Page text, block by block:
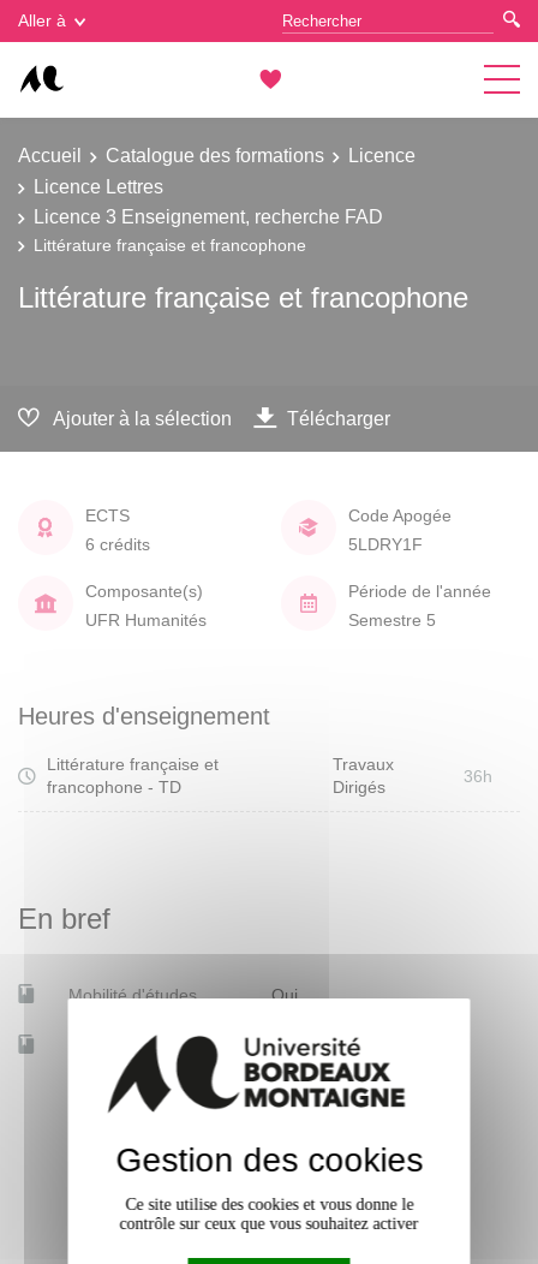
Aller à
Accueil Catalogue des formations
Licence
Licence Lettres
Licence 3 Enseignement, recherche FAD
Littérature française et francophone
Littérature française et francophone
Ajouter à la sélection Télécharger
ECTS
6 crédits
Code Apogée
5LDRY1F
Composante(s)
UFR Humanités
Période de l'année
Semestre 5
Heures d'enseignement
Littérature française et
francophone - TD
Travaux
Dirigés
36h
En bref
Mobilité d'études Oui
Accessible à distance Oui
Gestion des cookies
Gestion des cookies
Ce site utilise des cookies et vous donne le
contrôle sur ceux que vous souhaitez activer